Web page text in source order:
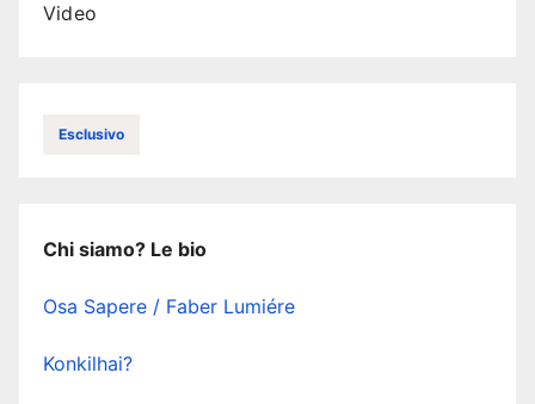
Video
Esclusivo
Chi siamo? Le bio
Osa Sapere / Faber Lumiére
Konkilhai?